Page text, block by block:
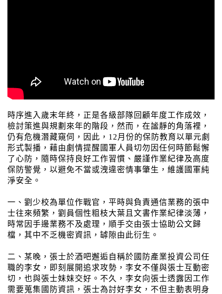
時序進入歲末年終，正是各級部隊回顧年度工作成效，
檢討策進與規劃來年的階段，然而，在謐靜的角落裡，
仍有危機潛藏窺伺，因此，12月份的保防教育以單元劇
形式製播，藉由劇情提醒國軍人員切勿因任何時節鬆懈
了心防，隨時保持良好工作習慣、嚴謹作業紀律及高度
保防警覺，以避免不當或洩違密情事肇生，維護國軍純
淨安全。
一、劉少校為單位作戰官，平時與負責通信業務的張中
士往來頻繁，劉員個性粗枝大葉且文書作業紀律淡薄，
時常因手邊業務不及處理，順手交由張士協助公文歸
檔，其中不乏機密資訊，罅隙由此衍生。
二、某晚，張士於酒吧邂逅自稱於國防產業投資公司任
職的李女，即刻展開追求攻勢，李女不僅與張士互動密
切，也與張士妹妹交好。不久，李女向張士透露因工作
需要蒐集國防資訊，張士為討好李女，不但主動表明身